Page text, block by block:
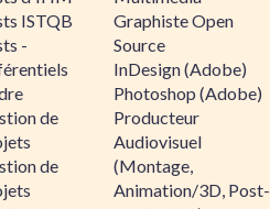
ISTQB
-
de
de
Graphiste Open
Source
InDesign (Adobe)
Photoshop (Adobe)
Producteur
Audiovisuel
(Montage,
Animation/3D, Post-